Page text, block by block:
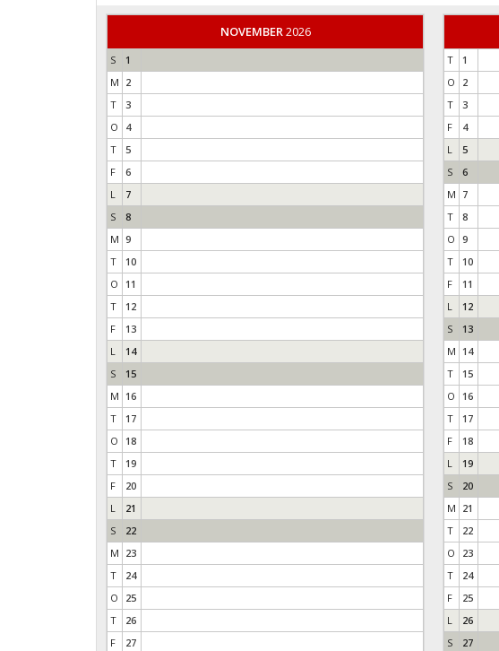
NOVEMBER2026
S
1
M 2
T
3
O
4
T
5
F
6
L
7
S
8
M 9
T
10
O
11
T
12
F
13
L
14
S
15
M 16
T
17
O
18
T
19
F
20
L
21
S
22
M 23
T
24
O
25
T
26
F
27
T
1
O
2
T
3
F
4
L
5
S
6
M 7
T
8
O 9
T
10
F
11
L
12
S
13
M 14
T
15
O
16
T
17
F
18
L
19
S
20
M 21
T
22
O
23
T
24
F
25
L
26
S
27